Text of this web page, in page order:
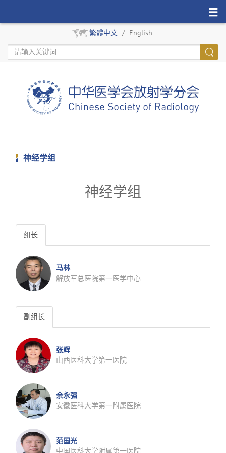
繁體中文 / English
神经学组
神经学组
组长
马林
解放军总医院第一医学中心
副组长
张辉
山西医科大学第一医院
余永强
安徽医科大学第一附属医院
范国光
中国医科大学附属第一医院